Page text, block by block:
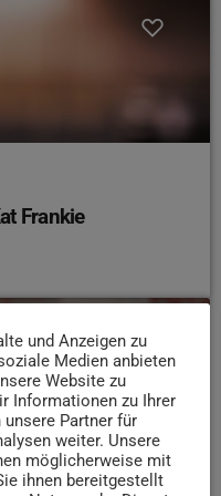
Frankie
insert_link
und Anzeigen zu
Medien anbieten
Website zu
Informationen zu Ihrer
Partner für
weiter. Unsere
möglicherweise mit
ihnen bereitgestellt